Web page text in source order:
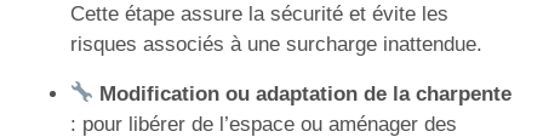
Cette étape assure la sécurité et évite les
risques associés à une surcharge inattendue.
Modification ou adaptation de la charpente
: pour libérer de l’espace ou aménager des